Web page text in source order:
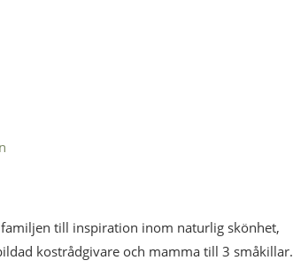
till inspiration inom naturlig skönhet,
kostrådgivare och mamma till 3 småkillar.